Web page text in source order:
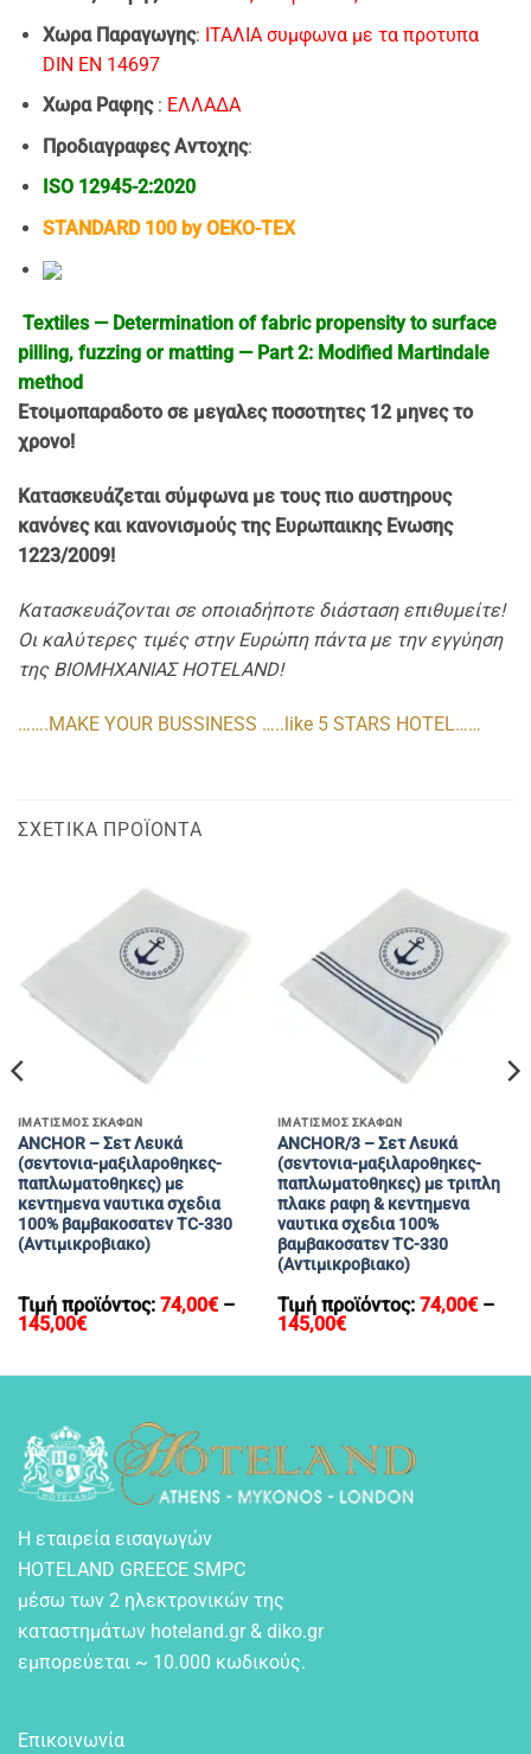
Χωρα Παραγωγης: ΙΤΑΛΙΑ συμφωνα με τα προτυπα
DIN EN 14697
Χωρα Ραφης: EΛΛΑΔΑ
Προδιαγραφες Αντοχης:
ISO 12945-2:2020
STANDARD 100 by OEKO-TEX
Textiles — Determination of fabric propensity to surface
pilling, fuzzing or matting — Part 2: Modified Martindale
method
Ετοιμοπαραδοτo σε μεγαλες ποσοτητες 12 μηνες το
χρονο!
Κατασκευάζεται σύμφωνα με τους πιο αυστηρους
κανόνες και κανονισμούς της Ευρωπαικης Ενωσης
1223/2009!
Κατασκευάζονται σε οποιαδήποτε διάσταση επιθυμείτε!
Οι καλύτερες τιμές στην Ευρώπη πάντα με την εγγύηση
της ΒΙΟΜΗΧΑΝΙΑΣ HOTELAND!
…….MAKE YOUR BUSSINESS …..like 5 STARS HOTEL……
ΣΧΕΤΙΚΆ ΠΡΟΪΌΝΤΑ
ΙΜΑΤΙΣΜΟΣ ΣΚΑΦΩΝ
ANCHOR – Σετ Λευκά
(σεντονια-μαξιλαροθηκες-
παπλωματοθηκες) με
κεντημενα ναυτικα σχεδια
100% βαμβακοσατεν TC-330
(Αντιμικροβιακο)
Τιμή προϊόντος: 74,00€ –
145,00€Price
through
ΙΜΑΤΙΣΜΟΣ ΣΚΑΦΩΝ
ANCHOR/3 – Σετ Λευκά
(σεντονια-μαξιλαροθηκες-
παπλωματοθηκες) με τριπλη
πλακε ραφη & κεντημενα
ναυτικα σχεδια 100%
βαμβακοσατεν TC-330
(Αντιμικροβιακο)
Τιμή προϊόντος: 74,00€ –
145,00€Price
through
Η εταιρεία εισαγωγών
HOTELAND GREECE SMPC
μέσω των 2 ηλεκτρονικών της
καταστημάτων hoteland.gr & diko.gr
εμπορεύεται ~ 10.000 κωδικούς.
Επικοινωνία